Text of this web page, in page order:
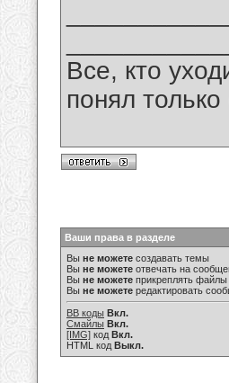
Все, кто
понял
Ваши права в разделе
Вы не можете создавать темы
Вы не можете отвечать на
Вы не можете прикреплять файлы
Вы не можете редактировать
BB коды Вкл.
Смайлы Вкл.
[IMG] код Вкл.
HTML код Выкл.